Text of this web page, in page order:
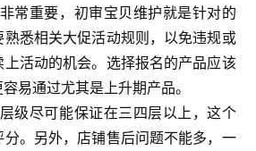
常重要，初审宝贝维护就是针对的
悉相关大促活动规则，以免违规或
活动的机会。选择报名的产品应该
易通过尤其是上升期产品。
级尽可能保证在三四层以上，这个
。另外，店铺售后问题不能多，一